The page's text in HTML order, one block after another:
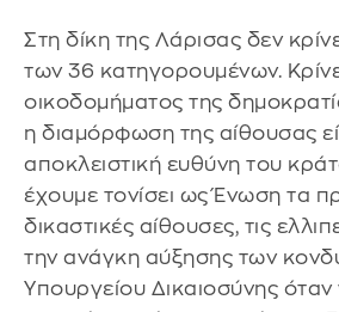
Στη δίκη της Λάρισας δεν
των 36 κατηγορουμένων.
οικοδομήματος της
η διαμόρφωση της αίθουσας
αποκλειστική ευθύνη του
έχουμε τονίσει ως Ένωση τα
δικαστικές αίθουσες, τις
την ανάγκη αύξησης των
Υπουργείου Δικαιοσύνης